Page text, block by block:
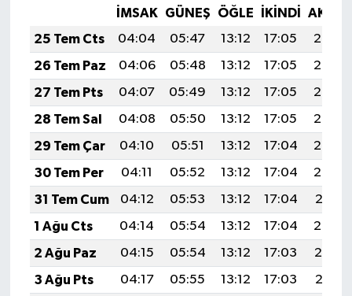
İMSAK GÜNEŞ ÖĞLE İKINDI
25 Tem Cts
04:04 05:47 13:12 17:05
20:27
26 Tem Paz
04:06 05:48 13:12 17:05
20:26
27 Tem Pts
04:07 05:49 13:12 17:05
20:25
28 Tem Sal
04:08 05:50 13:12 17:05
20:24
29 Tem Çar
04:10 05:51 13:12 17:04
20:23
30 Tem Per
04:11 05:52 13:12 17:04
20:22
31 Tem Cum
04:12 05:53 13:12 17:04
20:21
1 Ağu Cts
04:14 05:54 13:12 17:04
20:20
2 Ağu Paz
04:15 05:54 13:12 17:03
20:19
3 Ağu Pts
04:17 05:55 13:12 17:03
20:18